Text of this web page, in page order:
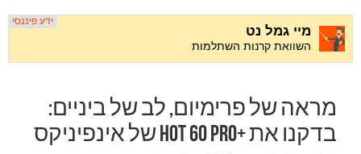
מראה של פרימיום, לב של ביניים:
בדקנו את +Hot 60 Pro של אינפיניקס